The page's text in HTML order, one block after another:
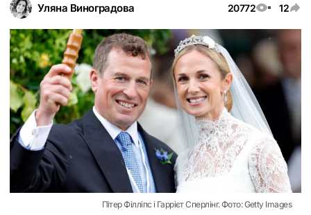
Уляна Виноградова 20772 12
Пітер Філліпс і Гаррієт Сперлінг. Фото: Getty Images